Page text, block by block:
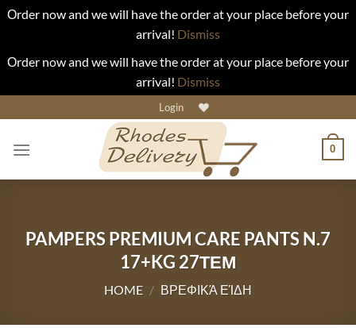
Οrder now and we will have the order at your place before your
arrival! Dismiss
Οrder now and we will have the order at your place before your
arrival! Dismiss
to
content
Login
0
PAMPERS PREMIUM CARE PANTS N.7
17+KG 27ΤΕΜ
HOME / ΒΡΕΦΙΚΆ ΕΊΔΗ